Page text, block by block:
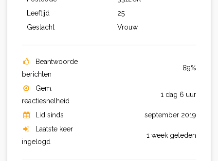
Leeftijd
25
Geslacht
Vrouw
Beantwoorde
berichten
89%
Gem.
reactiesnelheid
1 dag 6 uur
Lid sinds
september 2019
Laatste keer
ingelogd
1 week geleden